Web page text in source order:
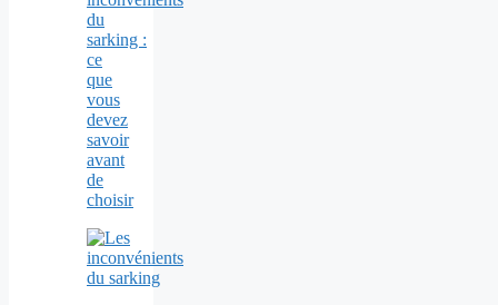
du
sarking :
ce
que
vous
devez
savoir
avant
de
choisir